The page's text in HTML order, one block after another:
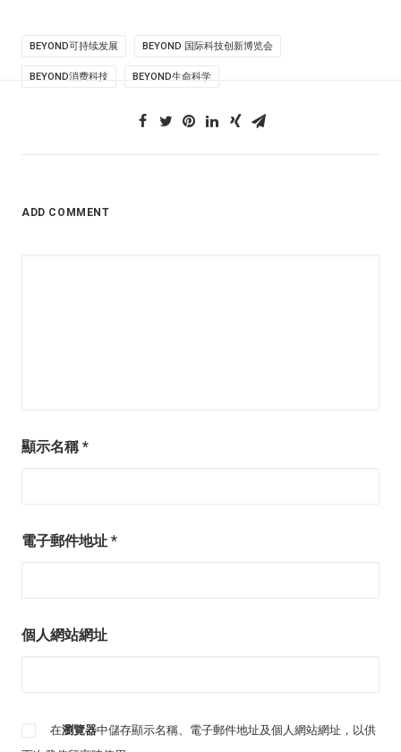
BEYOND可持续发展 BEYOND 国际科技创新博览会
BEYOND消费科技 BEYOND生命科学
ADD COMMENT
顯示名稱 *
電子郵件地址 *
個人網站網址
在瀏覽器中儲存顯示名稱、電子郵件地址及個人網站網址，以供